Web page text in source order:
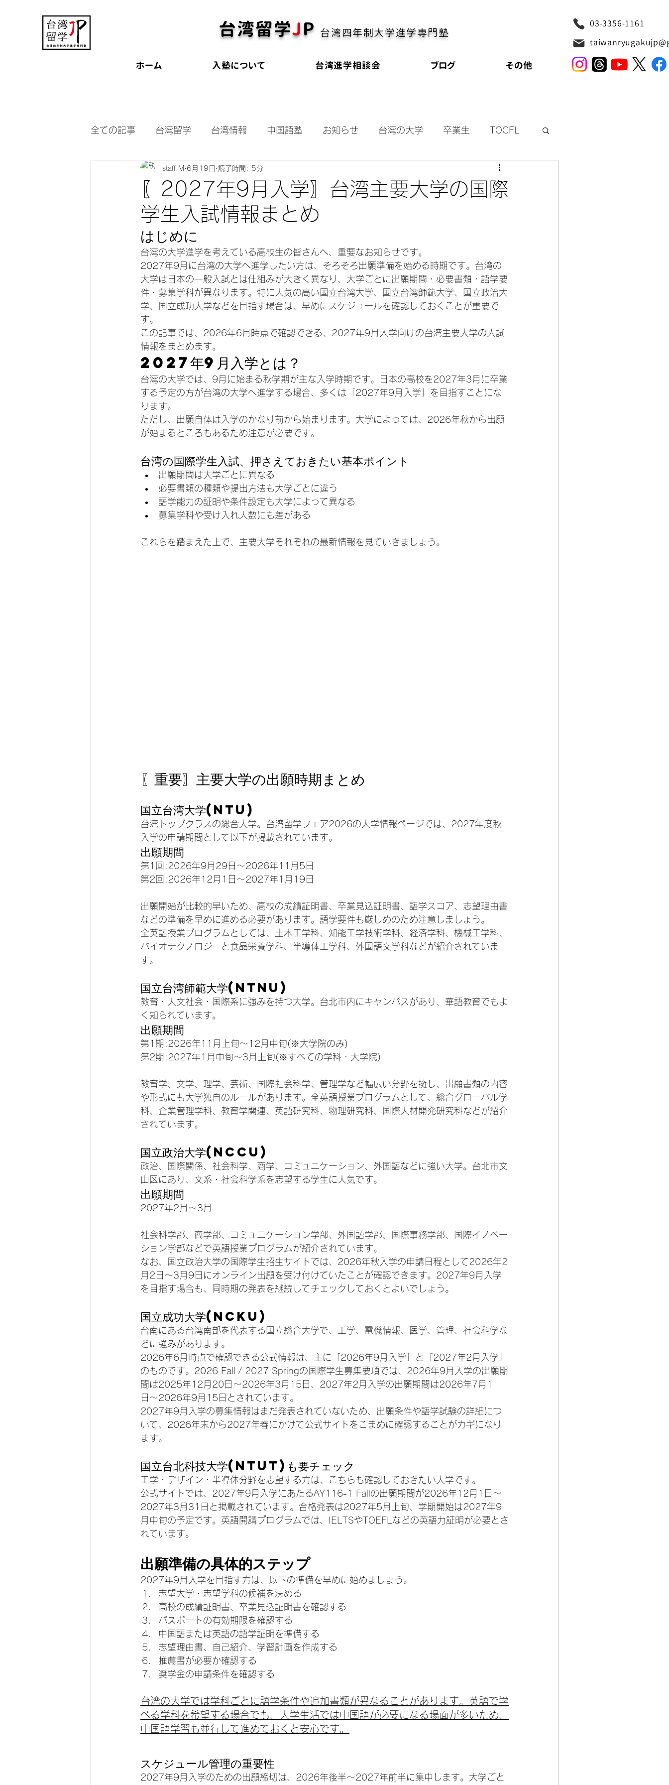
台湾留学JP 台湾四年制大学進学専門塾
ホーム 入塾について 台湾進学相談会 ブログ その他
03-3356-1161
全ての記事 台湾留学 台湾情報 中国語塾 お知らせ 台湾の大学 卒業生 TOCFL
台湾受験 台湾奨学金 奨学金
交換留学 台湾大学見学会
〖2027年9月入学〗台湾主要大学の国際
学生入試情報まとめ
staff M 6月19日 読了時間: 5分
はじめに
台湾の大学進学を考えている高校生の皆さんへ、重要なお知らせです。
2027年9月に台湾の大学へ進学したい方は、そろそろ出願準備を始める時期です。台湾の
大学は日本の一般入試とは仕組みが大きく異なり、大学ごとに出願期間・必要書類・語学要
件・募集学科が異なります。特に人気の高い国立台湾大学、国立台湾師範大学、国立政治大
学、国立成功大学などを目指す場合は、早めにスケジュールを確認しておくことが重要で
す。
この記事では、2026年6月時点で確認できる、2027年9月入学向けの台湾主要大学の入試
情報をまとめます。
2027年9月入学とは？
台湾の大学では、9月に始まる秋学期が主な入学時期です。日本の高校を2027年3月に卒業
する予定の方が台湾の大学へ進学する場合、多くは「2027年9月入学」を目指すことにな
ります。
ただし、出願自体は入学のかなり前から始まります。大学によっては、2026年秋から出願
が始まるところもあるため注意が必要です。
台湾の国際学生入試、押さえておきたい基本ポイント
出願期間は大学ごとに異なる
必要書類の種類や提出方法も大学ごとに違う
語学能力の証明や条件設定も大学によって異なる
募集学科や受け入れ人数にも差がある
これらを踏まえた上で、主要大学それぞれの最新情報を見ていきましょう。
〖重要〗主要大学の出願時期まとめ
国立台湾大学(NTU)
台湾トップクラスの総合大学。台湾留学フェア2026の大学情報ページでは、2027年度秋
入学の申請期間として以下が掲載されています。
出願期間
第1回:2026年9月29日〜2026年11月5日
第2回:2026年12月1日〜2027年1月19日
出願開始が比較的早いため、高校の成績証明書、卒業見込証明書、語学スコア、志望理由書
などの準備を早めに進める必要があります。語学要件も厳しめのため注意しましょう。
全英語授業プログラムとしては、土木工学科、知能工学技術学科、経済学科、機械工学科、
バイオテクノロジーと食品栄養学科、半導体工学科、外国語文学科などが紹介されていま
す。
国立台湾師範大学(NTNU)
教育・人文社会・国際系に強みを持つ大学。台北市内にキャンパスがあり、華語教育でもよ
く知られています。
出願期間
第1期:2026年11月上旬〜12月中旬(※大学院のみ)
第2期:2027年1月中旬〜3月上旬(※すべての学科・大学院)
教育学、文学、理学、芸術、国際社会科学、管理学など幅広い分野を擁し、出願書類の内容
や形式にも大学独自のルールがあります。全英語授業プログラムとして、総合グローバル学
科、企業管理学科、教育学関連、英語研究科、物理研究科、国際人材開発研究科などが紹介
されています。
国立政治大学(NCCU)
政治、国際関係、社会科学、商学、コミュニケーション、外国語などに強い大学。台北市文
山区にあり、文系・社会科学系を志望する学生に人気です。
出願期間
2027年2月〜3月
社会科学部、商学部、コミュニケーション学部、外国語学部、国際事務学部、国際イノベー
ション学部などで英語授業プログラムが紹介されています。
なお、国立政治大学の国際学生招生サイトでは、2026年秋入学の申請日程として2026年2
月2日〜3月9日にオンライン出願を受け付けていたことが確認できます。2027年9月入学
を目指す場合も、同時期の発表を継続してチェックしておくとよいでしょう。
国立成功大学(NCKU)
台南にある台湾南部を代表する国立総合大学で、工学、電機情報、医学、管理、社会科学な
どに強みがあります。
2026年6月時点で確認できる公式情報は、主に「2026年9月入学」と「2027年2月入学」
のものです。2026 Fall / 2027 Springの国際学生募集要項では、2026年9月入学の出願期
間は2025年12月20日〜2026年3月15日、2027年2月入学の出願期間は2026年7月1
日〜2026年9月15日とされています。
2027年9月入学の募集情報はまだ発表されていないため、出願条件や語学試験の詳細につ
いて、2026年末から2027年春にかけて公式サイトをこまめに確認することがカギになり
ます。
国立台北科技大学(NTUT)も要チェック
工学・デザイン・半導体分野を志望する方は、こちらも確認しておきたい大学です。
公式サイトでは、2027年9月入学にあたるAY116-1 Fallの出願期間が2026年12月1日〜
2027年3月31日と掲載されています。合格発表は2027年5月上旬、学期開始は2027年9
月中旬の予定です。英語開講プログラムでは、IELTSやTOEFLなどの英語力証明が必要とさ
れています。
出願準備の具体的ステップ
2027年9月入学を目指す方は、以下の準備を早めに始めましょう。
志望大学・志望学科の候補を決める
高校の成績証明書、卒業見込証明書を確認する
パスポートの有効期限を確認する
中国語または英語の語学証明を準備する
志望理由書、自己紹介、学習計画を作成する
推薦書が必要か確認する
奨学金の申請条件を確認する
台湾の大学では学科ごとに語学条件や追加書類が異なることがあります。英語で学
べる学科を希望する場合でも、大学生活では中国語が必要になる場面が多いため、
中国語学習も並行して進めておくと安心です。
スケジュール管理の重要性
2027年9月入学のための出願締切は、2026年後半〜2027年前半に集中します。大学ごと